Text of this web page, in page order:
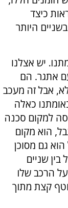
כיצד
היותר
יש אצלנו
אתגר. הם
אבל זה מעכב
כאלה
למקום סכנה
הוא מקום
גם מסוכן
שניים
הרכב שלו
קצת מתוך